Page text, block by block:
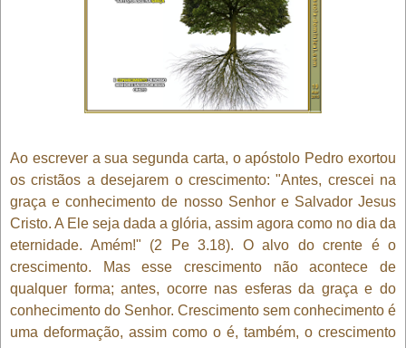
Ao escrever a sua segunda carta, o apóstolo Pedro exortou
os cristãos a desejarem o crescimento: "Antes, crescei na
graça e conhecimento de nosso Senhor e Salvador Jesus
Cristo. A Ele seja dada a glória, assim agora como no dia da
eternidade. Amém!" (2 Pe 3.18). O alvo do crente é o
crescimento. Mas esse crescimento não acontece de
qualquer forma; antes, ocorre nas esferas da graça e do
conhecimento do Senhor. Crescimento sem conhecimento é
uma deformação, assim como o é, também, o crescimento